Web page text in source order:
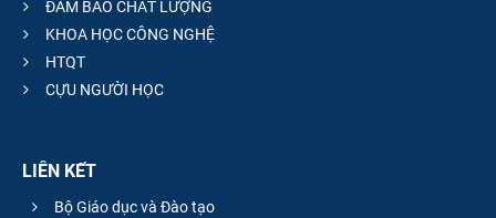
ĐẢM BẢO CHẤT LƯỢNG
KHOA HỌC CÔNG NGHỆ
HTQT
CỰU NGƯỜI HỌC
LIÊN KẾT
Bộ Giáo dục và Đào tạo